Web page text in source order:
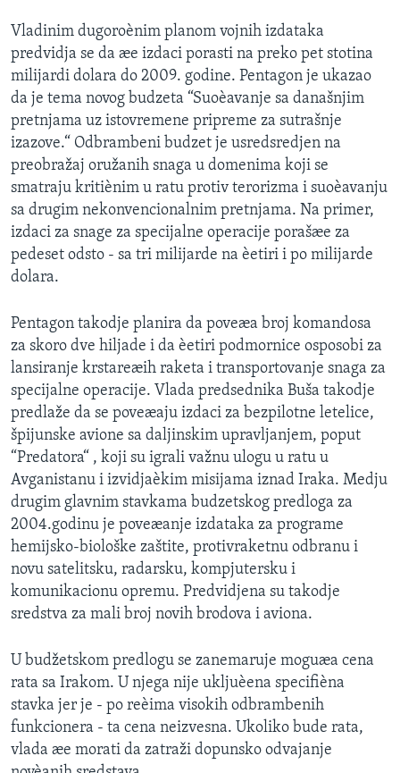
INTERVJU
Vladinim dugoroènim planom vojnih izdataka
predvidja se da æe izdaci porasti na preko pet stotina
milijardi dolara do 2009. godine. Pentagon je ukazao
da je tema novog budzeta “Suoèavanje sa današnjim
pretnjama uz istovremene pripreme za sutrašnje
izazove.“ Odbrambeni budzet je usredsredjen na
preobražaj oružanih snaga u domenima koji se
smatraju kritiènim u ratu protiv terorizma i suoèavanju
sa drugim nekonvencionalnim pretnjama. Na primer,
izdaci za snage za specijalne operacije porašæe za
pedeset odsto - sa tri milijarde na èetiri i po milijarde
dolara.
Pentagon takodje planira da poveæa broj komandosa
za skoro dve hiljade i da èetiri podmornice osposobi za
lansiranje krstareæih raketa i transportovanje snaga za
specijalne operacije. Vlada predsednika Buša takodje
predlaže da se poveæaju izdaci za bezpilotne letelice,
špijunske avione sa daljinskim upravljanjem, poput
“Predatora“ , koji su igrali važnu ulogu u ratu u
Avganistanu i izvidjaèkim misijama iznad Iraka. Medju
drugim glavnim stavkama budzetskog predloga za
2004.godinu je poveæanje izdataka za programe
hemijsko-biološke zaštite, protivraketnu odbranu i
novu satelitsku, radarsku, kompjutersku i
komunikacionu opremu. Predvidjena su takodje
sredstva za mali broj novih brodova i aviona.
U budžetskom predlogu se zanemaruje moguæa cena
rata sa Irakom. U njega nije ukljuèena specifièna
stavka jer je - po reèima visokih odbrambenih
funkcionera - ta cena neizvesna. Ukoliko bude rata,
vlada æe morati da zatraži dopunsko odvajanje